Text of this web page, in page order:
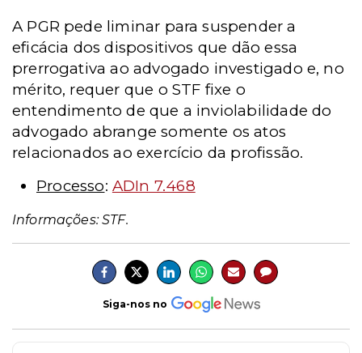
A PGR pede liminar para suspender a
eficácia dos dispositivos que dão essa
prerrogativa ao advogado investigado e, no
mérito, requer que o STF fixe o
entendimento de que a inviolabilidade do
advogado abrange somente os atos
relacionados ao exercício da profissão.
Processo: ADIn 7.468
Informações: STF.
Siga-nos no